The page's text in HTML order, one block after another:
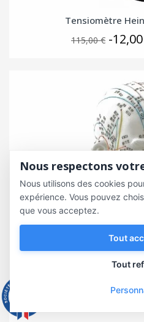
Tensiomètre
115,00 € -
Nous respectons
Nous utilisons des cookies
expérience. Vous pouvez
que vous acceptez.
Tout
Tout